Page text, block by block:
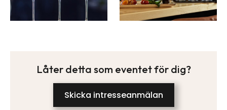
Låter detta som eventet för dig?
Skicka intresseanmälan